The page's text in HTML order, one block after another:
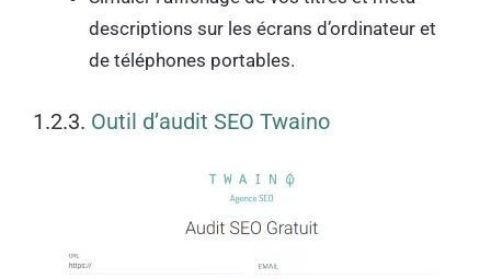
descriptions sur les écrans d’ordinateur et
de téléphones portables.
1.2.3. Outil d’audit SEO Twaino